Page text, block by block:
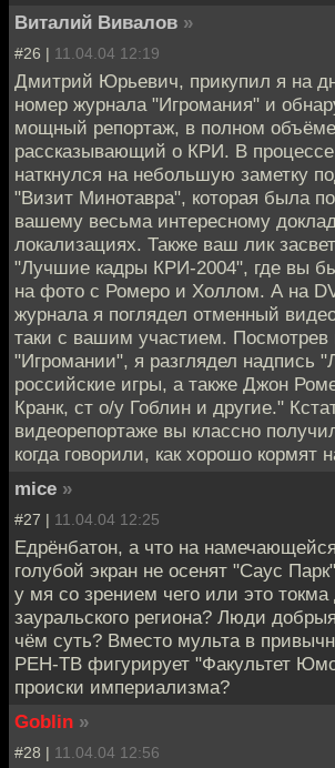
Виталий Вивалов »
#26 | 11.04.04 12:19
Дмитрий Юрьевич, прикупил я на
номер журнала "Игромания" и
мощный репортаж, в полном объёме
рассказывающий о КРИ. В процессе
наткнулся на небольшую заметку
"Визит Минотавра", которая была
вашему весьма интересному
локализациях. Также ваш лик
"Лучшие кадры КРИ-2004", где вы
на фото с Ромеро и Холлом. А на
журнала я поглядел отменный
таки с вашим участием. Посмотрев
"Игромании", я разглядел надпись
российские игры, а также Джон
Кранк, ст о/у Гоблин и другие."
видеорепортаже вы классно
когда говорили, как хорошо кормят
mice »
#27 | 11.04.04 12:25
Едрёнбатон, а что на
голубой экран не осенят "Саус
у мя со зрением чего или это
зауральского региона? Люди
чём суть? Вместо мульта в
РЕН-ТВ фигурирует "Факультет
происки империализма?
Goblin »
#28 | 11.04.04 12:56